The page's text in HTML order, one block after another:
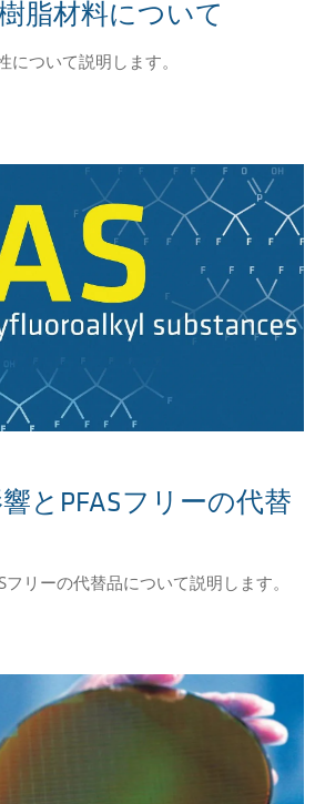
脂材料について
ついて説明します。
響とPFASフリーの代替
フリーの代替品について説明します。